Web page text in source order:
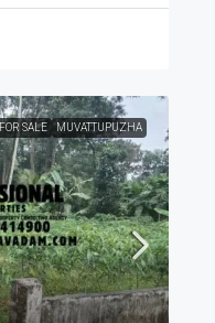
FOR SALE MUVATTUPUZHA